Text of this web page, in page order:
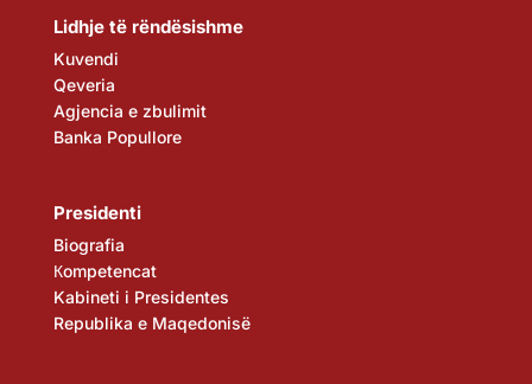
Lidhje të rëndësishme
Kuvendi
Qeveria
Agjencia e zbulimit
Banka Popullore
Presidenti
Biografia
Кompetencat
Kabineti i Presidentes
Republika e Maqedonisë